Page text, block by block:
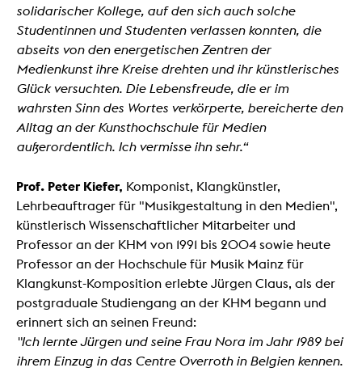
solidarischer Kollege, auf den sich auch solche
Studentinnen und Studenten verlassen konnten, die
abseits von den energetischen Zentren der
Medienkunst ihre Kreise drehten und ihr künstlerisches
Glück versuchten. Die Lebensfreude, die er im
wahrsten Sinn des Wortes verkörperte, bereicherte den
Alltag an der Kunsthochschule für Medien
außerordentlich. Ich vermisse ihn sehr.“
Prof. Peter Kiefer, Komponist, Klangkünstler,
Lehrbeauftrager für "Musikgestaltung in den Medien",
künstlerisch Wissenschaftlicher Mitarbeiter und
Professor an der KHM von 1991 bis 2004 sowie heute
Professor an der Hochschule für Musik Mainz für
Klangkunst-Komposition erlebte Jürgen Claus, als der
postgraduale Studiengang an der KHM begann und
erinnert sich an seinen Freund:
"Ich lernte Jürgen und seine Frau Nora im Jahr 1989 bei
ihrem Einzug in das Centre Overroth in Belgien kennen.